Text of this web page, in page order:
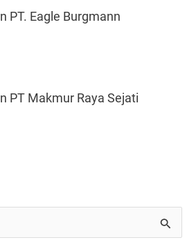
PT. Eagle Burgmann
PT Makmur Raya Sejati